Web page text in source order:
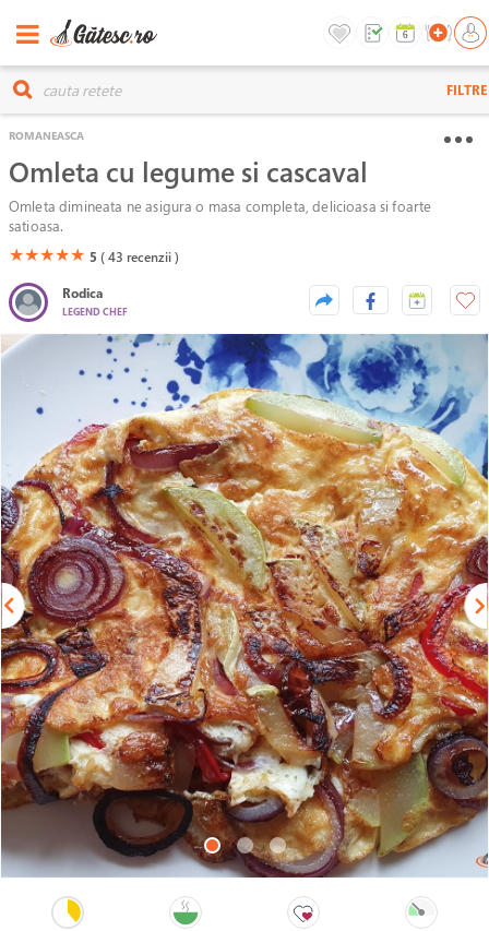
FILTRE
ROMANEASCA
Omleta cu legume si cascaval
Omleta dimineata ne asigura o masa completa, delicioasa si foarte
satioasa.
(*)
★(*)
★(*)
★(*)
★(*)
★ 5 ( 43 recenzii )
Rodica
LEGEND CHEF